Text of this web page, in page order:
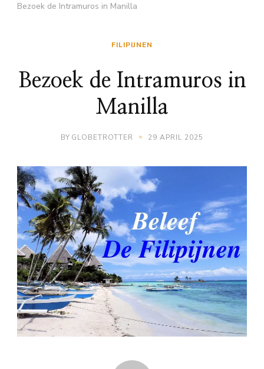
Bezoek de Intramuros in Manilla
FILIPIJNEN
Bezoek de Intramuros in
Manilla
BY GLOBETROTTER 29 APRIL 2025